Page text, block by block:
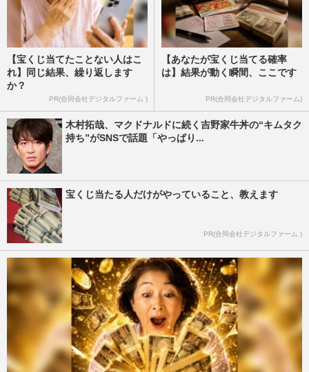
【宝くじ当てたことない人はこ
れ】同じ結果、繰り返します
か？
PR(合同会社デジタルファーム )
【あなたが宝くじ当てる確率
は】結果が動く瞬間、ここです
PR(合同会社デジタルファーム)
木村拓哉、マクドナルドに続く吉野家牛丼の“キムタク
持ち”がSNSで話題「やっぱり...
宝くじ当たる人だけがやっていること、教えます
PR(合同会社デジタルファーム )